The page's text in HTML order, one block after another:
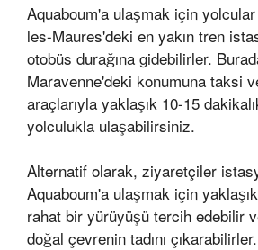
Aquaboum'a ulaşmak için
les-Maures'deki en yakın tren
otobüs durağına gidebilirler.
Maravenne'deki konumuna taksi
araçlarıyla yaklaşık 10-15
yolculukla ulaşabilirsiniz.
Alternatif olarak, ziyaretçiler
Aquaboum'a ulaşmak için
rahat bir yürüyüşü tercih edebilir
doğal çevrenin tadını çıkarabilirler.